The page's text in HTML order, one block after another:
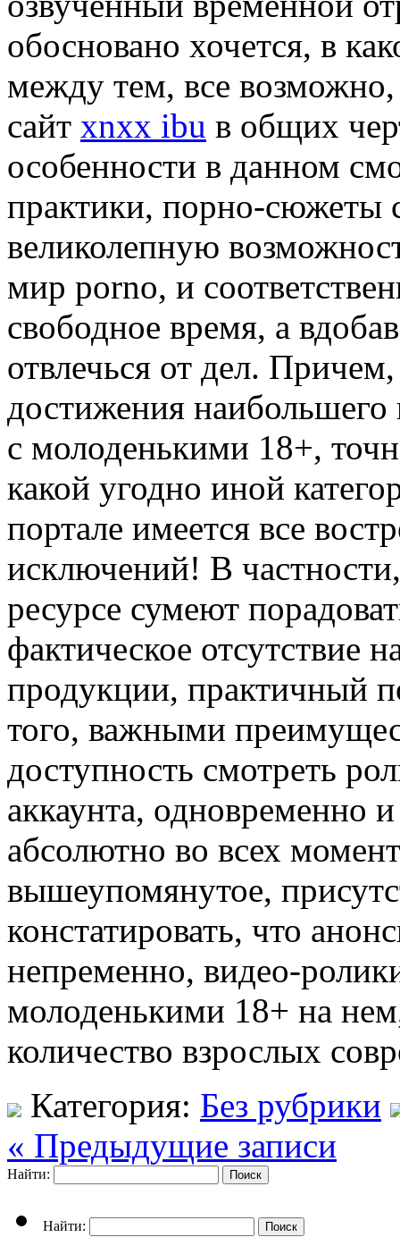
обосновано хочется, в
между тем, все
сайт xnxx ibu в общих
особенности в данном
практики, порно-сюжеты
великолепную
мир porno, и
свободное время, а
отвлечься от дел.
достижения
с молоденькими 18+,
какой угодно иной
портале имеется все
исключений! В
ресурсе сумеют
фактическое отсутствие
продукции, практичный
того, важными
доступность смотреть
аккаунта, одновременно
абсолютно во всех
вышеупомянутое,
констатировать, что
непременно, видео-
молоденькими 18+ на
количество взрослых
Категория: Без рубрики
« Предыдущие записи
Найти:
Найти: